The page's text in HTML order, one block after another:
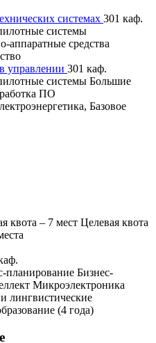
системах 301 каф.
системы
аппаратные средства
управлении 301 каф.
системы Большие
ПО
Базовое
квота – 7 мест Целевая квота
планирование Бизнес-
Микроэлектроника
лингвистические
(4 года)